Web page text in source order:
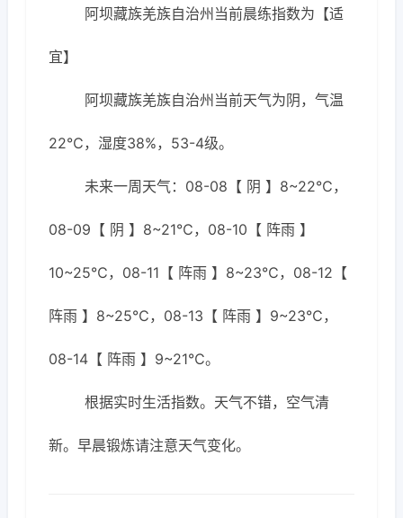
阿坝藏族羌族自治州当前晨练指数为【适
宜】
阿坝藏族羌族自治州当前天气为阴，气温
22℃，湿度38%，53-4级。
未来一周天气：08-08【 阴 】8~22℃，
08-09【 阴 】8~21℃，08-10【 阵雨 】
10~25℃，08-11【 阵雨 】8~23℃，08-12【
阵雨 】8~25℃，08-13【 阵雨 】9~23℃，
08-14【 阵雨 】9~21℃。
根据实时生活指数。天气不错，空气清
新。早晨锻炼请注意天气变化。